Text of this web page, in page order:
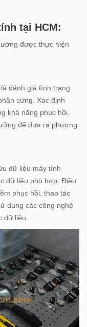
tại HCM:
được thực hiện
đánh giá tình trạng
cứng. Xác định
khả năng phục hồi.
để đưa ra phương
dữ liệu máy tính
dữ liệu phù hợp. Điều
phục hồi, thao tác
dụng các công nghệ
dữ liệu.